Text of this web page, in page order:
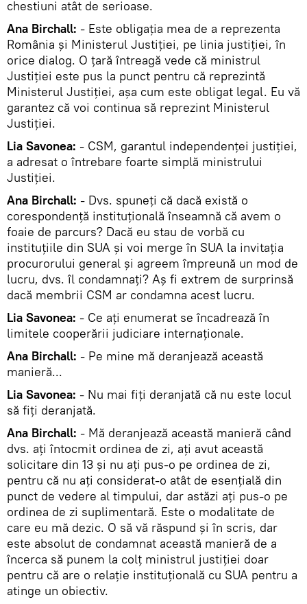
chestiuni atât de serioase.
Ana Birchall: - Este obligaţia mea de a reprezenta
România şi Ministerul Justiţiei, pe linia justiţiei, în
orice dialog. O ţară întreagă vede că ministrul
Justiţiei este pus la punct pentru că reprezintă
Ministerul Justiţiei, aşa cum este obligat legal. Eu vă
garantez că voi continua să reprezint Ministerul
Justiţiei.
Lia Savonea: - CSM, garantul independenţei justiţiei,
a adresat o întrebare foarte simplă ministrului
Justiţiei.
Ana Birchall: - Dvs. spuneţi că dacă există o
corespondenţă instituţională înseamnă că avem o
foaie de parcurs? Dacă eu stau de vorbă cu
instituţiile din SUA şi voi merge în SUA la invitaţia
procurorului general şi agreem împreună un mod de
lucru, dvs. îl condamnaţi? Aş fi extrem de surprinsă
dacă membrii CSM ar condamna acest lucru.
Lia Savonea: - Ce aţi enumerat se încadrează în
limitele cooperării judiciare internaţionale.
Ana Birchall: - Pe mine mă deranjează această
manieră...
Lia Savonea: - Nu mai fiţi deranjată că nu este locul
să fiţi deranjată.
Ana Birchall: - Mă deranjează această manieră când
dvs. aţi întocmit ordinea de zi, aţi avut această
solicitare din 13 şi nu aţi pus-o pe ordinea de zi,
pentru că nu aţi considerat-o atât de esenţială din
punct de vedere al timpului, dar astăzi aţi pus-o pe
ordinea de zi suplimentară. Este o modalitate de
care eu mă dezic. O să vă răspund şi în scris, dar
este absolut de condamnat această manieră de a
încerca să punem la colţ ministrul justiţiei doar
pentru că are o relaţie instituţională cu SUA pentru a
atinge un obiectiv.